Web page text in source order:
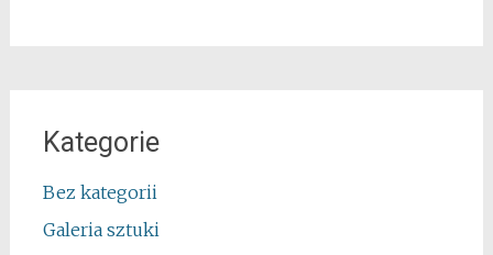
Kategorie
Bez kategorii
Galeria sztuki